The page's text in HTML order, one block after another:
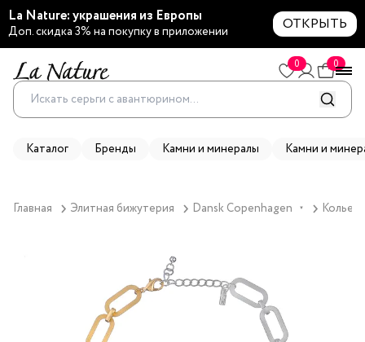
La Nature: украшения из Европы
Доп. скидка 3% на покупку в приложении ОТКРЫТЬ
0 0
Каталог Бренды Камни и минералы Камни и
Главная Элитная бижутерия Dansk Copenhagen ▼ Колье